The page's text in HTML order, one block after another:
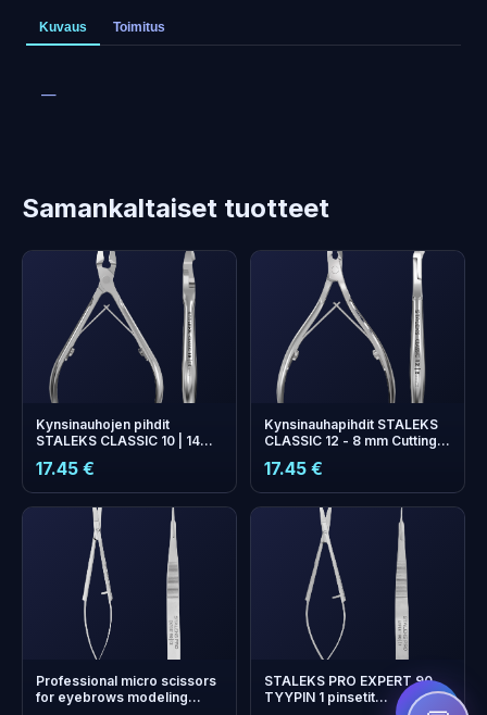
Kuvaus Toimitus
—
Samankaltaiset tuotteet
Kynsinauhojen pihdit
STALEKS CLASSIC 10 | 14
17.45 €
Kynsinauhapihdit STALEKS
CLASSIC 12 - 8 mm Cutting
17.45 €
Professional micro scissors
for eyebrows modeling
STALEKS PRO EXPERT 90
TYYPIN 1 pinsetit
+ bonus points
Collect and save on your